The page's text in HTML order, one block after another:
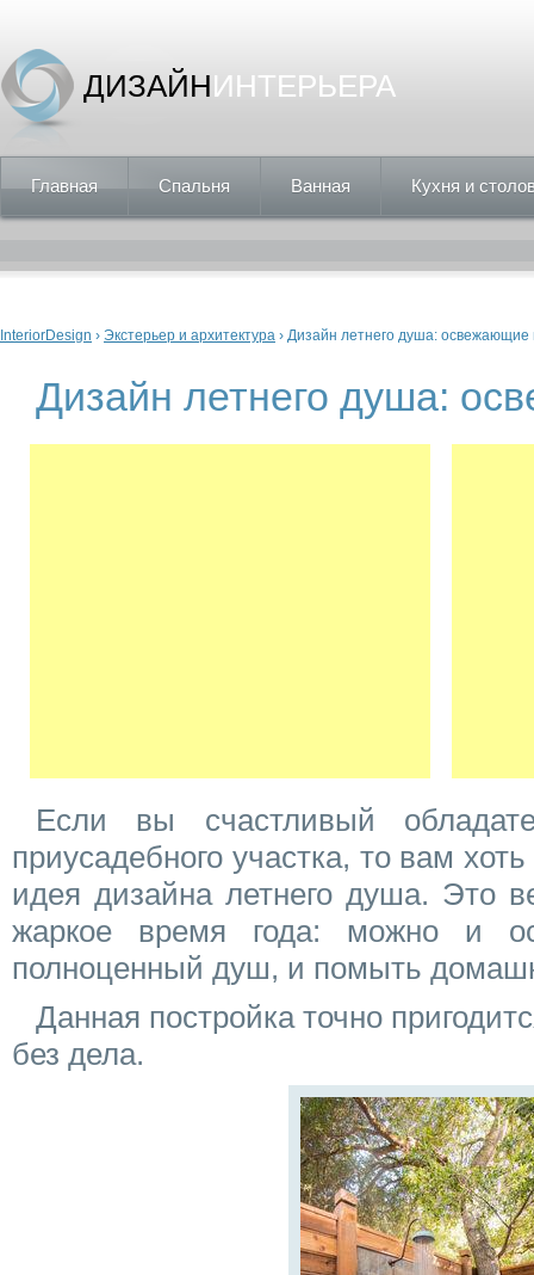
ДИЗАЙНИНТЕРЬЕРА
Главная Спальня Ванная Кухня и
Вы здесь
InteriorDesign › Экстерьер и архитектура › Дизайн летнего душа: освежающие
Дизайн летнего душа:
Если вы счастливый
приусадебного участка, то вам
идея дизайна летнего душа. Это
жаркое время года: можно и
полноценный душ, и помыть
Данная постройка точно
без дела.